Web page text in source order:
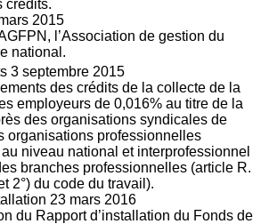
crédits.
2015
l’Association de gestion du
national.
3 septembre 2015
des crédits de la collecte de la
employeurs de 0,016% au titre de la
des organisations syndicales de
organisations professionnelles
niveau national et interprofessionnel
branches professionnelles (article R.
2°) du code du travail).
23 mars 2016
du Rapport d’installation du Fonds de